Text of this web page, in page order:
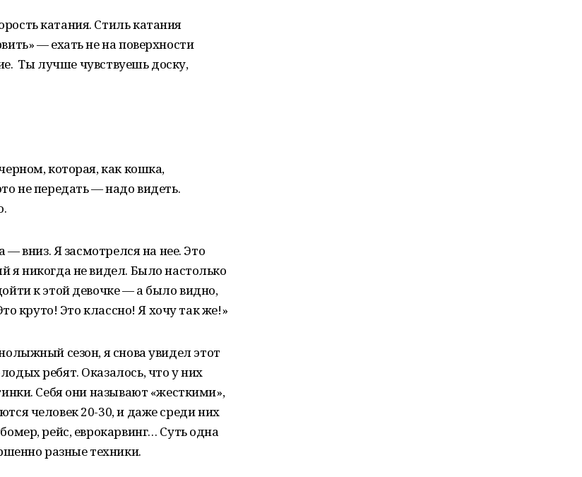
катания. Стиль катания
— ехать не на поверхности
Ты лучше чувствуешь доску,
которая, как кошка,
не передать — надо видеть.
вниз. Я засмотрелся на нее. Это
я никогда не видел. Было настолько
к этой девочке — а было видно,
круто! Это классно! Я хочу так же!»
сезон, я снова увидел этот
ребят. Оказалось, что у них
Себя они называют «жесткими»,
человек 20-30, и даже среди них
рейс, еврокарвинг… Суть одна
разные техники.